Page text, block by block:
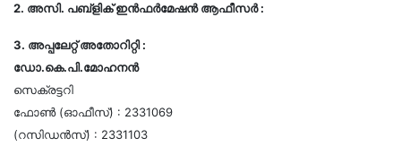
2. അസി. പബ്ളിക് ഇന്‍ഫര്‍മേഷന്‍ ആഫീസര്‍ :
3. അപ്പലേറ്റ് അതോറിറ്റി :
ഡോ.കെ.പി.മോഹനന്‍
സെക്രട്ടറി
ഫോണ്‍ (ഓഫീസ്) : 2331069
(റസിഡന്‍സ്) : 2331103